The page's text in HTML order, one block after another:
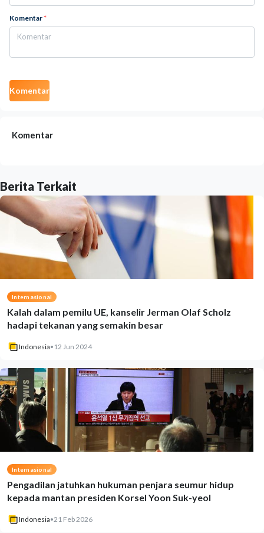
Komentar*
Komentar
Komentar
Berita Terkait
Internasional
Kalah dalam pemilu UE, kanselir Jerman Olaf Scholz
hadapi tekanan yang semakin besar
Indonesia• 12 Jun 2024
Internasional
Pengadilan jatuhkan hukuman penjara seumur hidup
kepada mantan presiden Korsel Yoon Suk-yeol
Indonesia•21 Feb 2026